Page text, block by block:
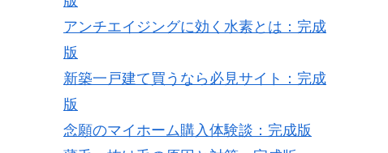
アンチエイジングに効く水素とは：完成
版
新築一戸建て買うなら必見サイト：完成
版
念願のマイホーム購入体験談：完成版